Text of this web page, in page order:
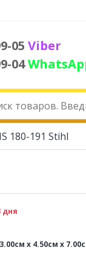
05 Viber
04
180-191 Stihl
дня
x 4.50см x